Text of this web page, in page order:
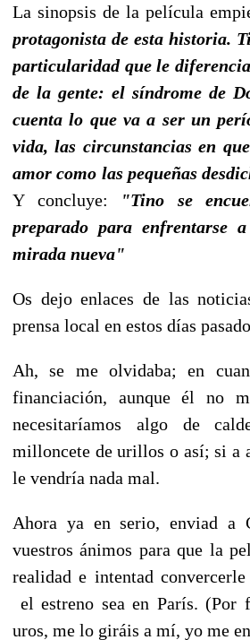
La sinopsis de la película
protagonista de esta historia.
particularidad que le
de la gente: el síndrome de
cuenta lo que va a ser un perí
vida, las circunstancias en
amor como las pequeñas
Y concluye:
"Tino se
preparado para enfrentarse
mirada nueva"
Os dejo enlaces de las
prensa local en estos días
Ah, se me olvidaba; en
financiación, aunque él no
necesitaríamos algo de
milloncete de urillos o así; si a
le vendría nada mal.
Ahora ya en serio, enviad a
vuestros ánimos para que la
realidad e intentad
el estreno sea en París.
uros, me lo giráis a mí, yo me